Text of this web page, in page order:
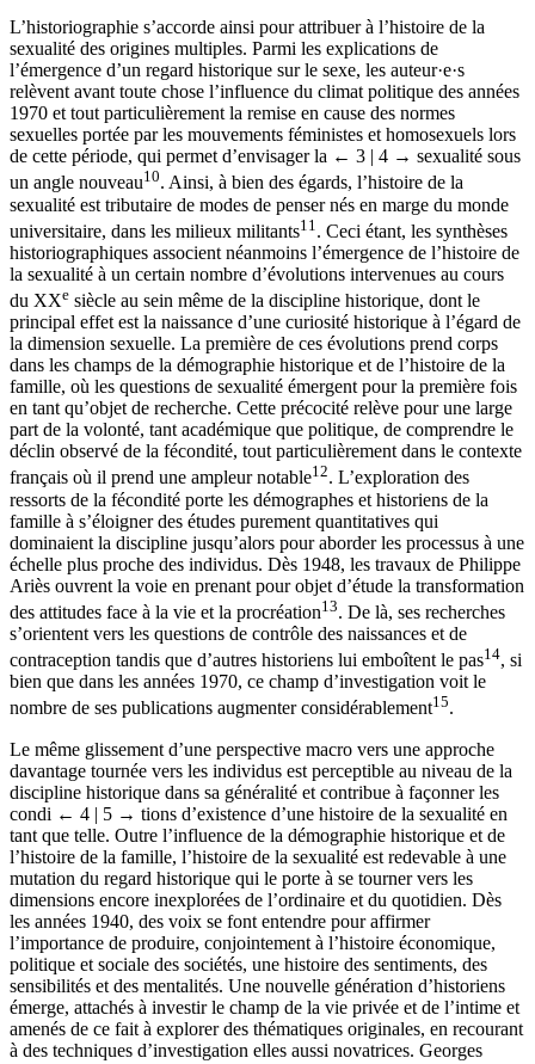
L’historiographie s’accorde ainsi pour attribuer à l’histoire de la
sexualité des origines multiples. Parmi les explications de
l’émergence d’un regard historique sur le sexe, les auteur·e·s
relèvent avant toute chose l’influence du climat politique des années
1970 et tout particulièrement la remise en cause des normes
sexuelles portée par les mouvements féministes et homosexuels lors
de cette période, qui permet d’envisager la ← 3 | 4 → sexualité sous
un angle nouveau10. Ainsi, à bien des égards, l’histoire de la
sexualité est tributaire de modes de penser nés en marge du monde
universitaire, dans les milieux militants11 . Ceci étant, les synthèses
historiographiques associent néanmoins l’émergence de l’histoire de
la sexualité à un certain nombre d’évolutions intervenues au cours
du XXe siècle au sein même de la discipline historique, dont le
principal effet est la naissance d’une curiosité historique à l’égard de
la dimension sexuelle. La première de ces évolutions prend corps
dans les champs de la démographie historique et de l’histoire de la
famille, où les questions de sexualité émergent pour la première fois
en tant qu’objet de recherche. Cette précocité relève pour une large
part de la volonté, tant académique que politique, de comprendre le
déclin observé de la fécondité, tout particulièrement dans le contexte
français où il prend une ampleur notable12. L’exploration des
ressorts de la fécondité porte les démographes et historiens de la
famille à s’éloigner des études purement quantitatives qui
dominaient la discipline jusqu’alors pour aborder les processus à une
échelle plus proche des individus. Dès 1948, les travaux de Philippe
Ariès ouvrent la voie en prenant pour objet d’étude la transformation
des attitudes face à la vie et la procréation13. De là, ses recherches
s’orientent vers les questions de contrôle des naissances et de
contraception tandis que d’autres historiens lui emboîtent le pas14, si
bien que dans les années 1970, ce champ d’investigation voit le
nombre de ses publications augmenter considérablement15.
Le même glissement d’une perspective macro vers une approche
davantage tournée vers les individus est perceptible au niveau de la
discipline historique dans sa généralité et contribue à façonner les
condi ← 4 | 5 → tions d’existence d’une histoire de la sexualité en
tant que telle. Outre l’influence de la démographie historique et de
l’histoire de la famille, l’histoire de la sexualité est redevable à une
mutation du regard historique qui le porte à se tourner vers les
dimensions encore inexplorées de l’ordinaire et du quotidien. Dès
les années 1940, des voix se font entendre pour affirmer
l’importance de produire, conjointement à l’histoire économique,
politique et sociale des sociétés, une histoire des sentiments, des
sensibilités et des mentalités. Une nouvelle génération d’historiens
émerge, attachés à investir le champ de la vie privée et de l’intime et
amenés de ce fait à explorer des thématiques originales, en recourant
à des techniques d’investigation elles aussi novatrices. Georges